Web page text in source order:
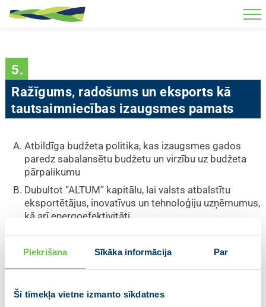
Piekrišana Sīkāka informācija Par
Šī tīmekļa vietne izmanto sīkdatnes
Skip to main content
5.
Ražīgums, radošums un eksports kā
tautsaimniecības izaugsmes pamats
Atbildīga budžeta politika, kas izaugsmes gados
paredz sabalansētu budžetu un virzību uz budžeta
pārpalikumu
Dubultot “ALTUM” kapitālu, lai valsts atbalstītu
eksportētājus, inovatīvus un tehnoloģiju uzņēmumus,
kā arī energoefektivitāti
Radīt apstākļus tehnoloģiju un radošās ekonomikas
jaunuzņēmumu veidošanai Latvijā un izaugsmei
ārvalstīs, celt uzņēmumu ražīgumu, atbalstot tos
procesu digitalizācijā un inovāciju ieviešanā
Ēnu ekonomikas apkarošana, pakāpeniski